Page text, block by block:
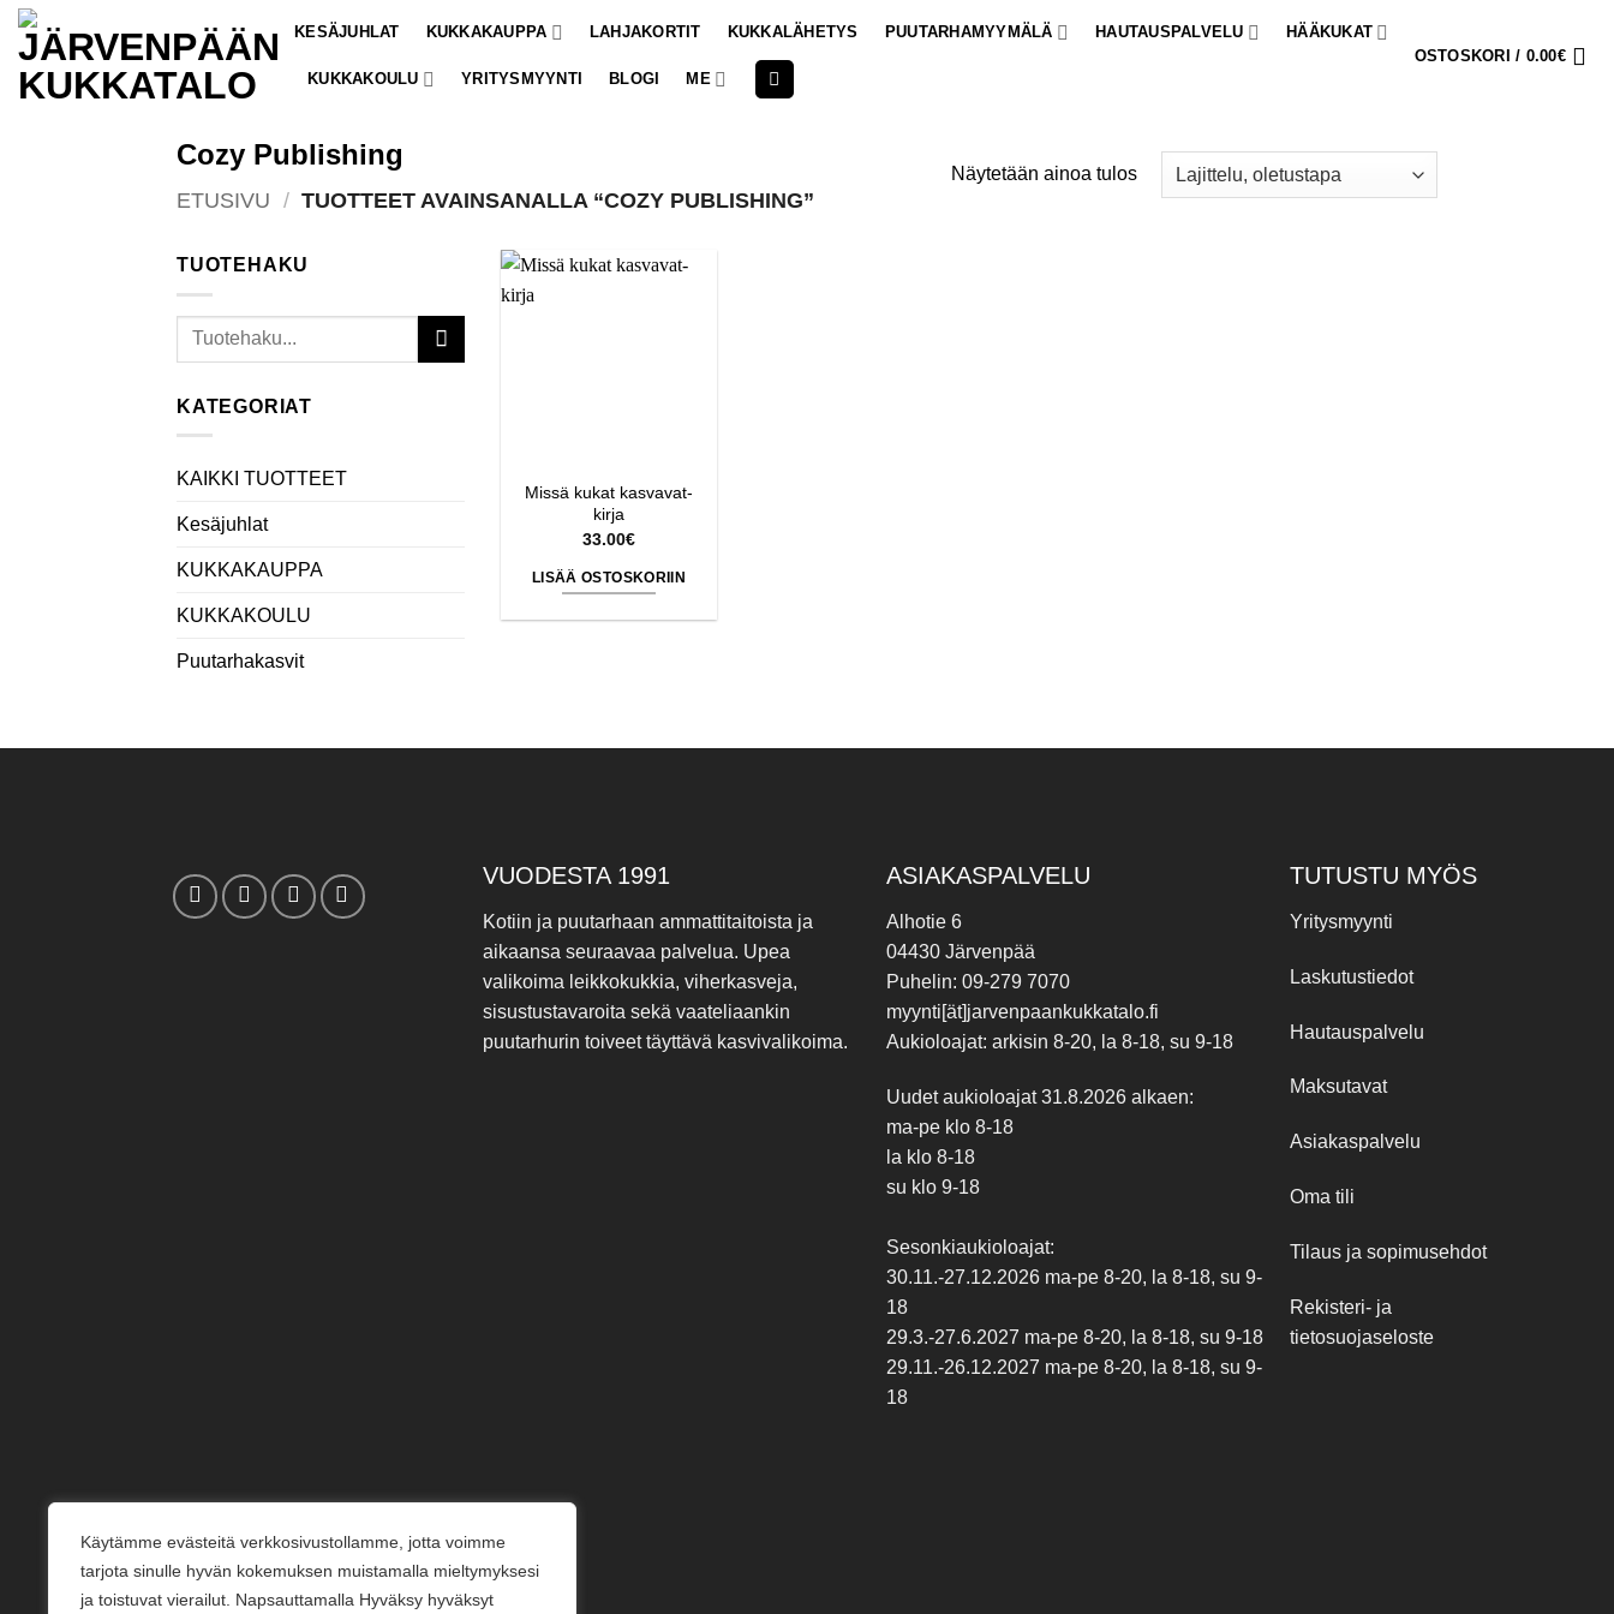
Käytämme evästeitä verkkosivustollamme, jotta voimme
tarjota sinulle hyvän kokemuksen muistamalla mieltymyksesi
ja toistuvat vierailut. Napsauttamalla Hyväksy hyväksyt
Skip
content
KESÄJUHLAT KUKKAKAUPPA LAHJAKORTIT KUKKALÄHETYS PUUTARHAMYYMÄLÄ HAUTAUSPALVELU HÄÄKUKAT
KUKKAKOULU YRITYSMYYNTI BLOGI ME
OSTOSKORI / 0.00€
Cozy Publishing
ETUSIVU / TUOTTEET AVAINSANALLA “COZY PUBLISHING”
Näytetään ainoa tulos
TUOTEHAKU
Etsi:
KATEGORIAT
KAIKKI TUOTTEET
Kesäjuhlat
KUKKAKAUPPA
KUKKAKOULU
Puutarhakasvit
Missä kukat kasvavat-
kirja
33.00€
LISÄÄ OSTOSKORIIN
VUODESTA 1991
Kotiin ja puutarhaan ammattitaitoista ja
aikaansa seuraavaa palvelua. Upea
valikoima leikkokukkia, viherkasveja,
sisustustavaroita sekä vaateliaankin
puutarhurin toiveet täyttävä kasvivalikoima.
ASIAKASPALVELU
Alhotie 6
04430 Järvenpää
Puhelin: 09-279 7070
myynti[ät]jarvenpaankukkatalo.fi
Aukioloajat: arkisin 8-20, la 8-18, su 9-18
Uudet aukioloajat 31.8.2026 alkaen:
ma-pe klo 8-18
la klo 8-18
su klo 9-18
Sesonkiaukioloajat:
30.11.-27.12.2026 ma-pe 8-20, la 8-18, su 9-
18
29.3.-27.6.2027 ma-pe 8-20, la 8-18, su 9-18
29.11.-26.12.2027 ma-pe 8-20, la 8-18, su 9-
18
TUTUSTU MYÖS
Yritysmyynti
Laskutustiedot
Hautauspalvelu
Maksutavat
Asiakaspalvelu
Oma tili
Tilaus ja sopimusehdot
Rekisteri- ja
tietosuojaseloste